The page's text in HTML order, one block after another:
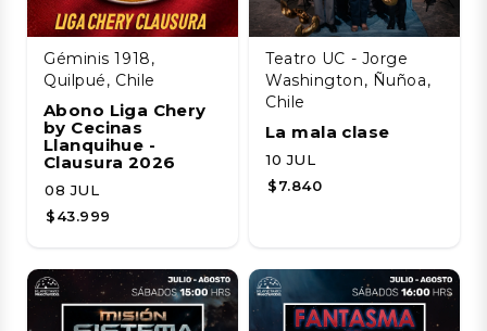
Géminis 1918,
Quilpué, Chile
Abono Liga Chery
by Cecinas
Llanquihue -
Clausura 2026
08 JUL
$43.999
Teatro UC - Jorge
Washington, Ñuñoa,
Chile
La mala clase
10 JUL
$7.840